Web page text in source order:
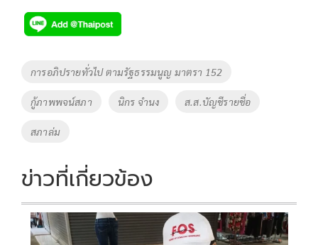
e
b
o
k
tt
er
p
y
Li
Tags
การอภิปรายทั่วไป ตามรัฐธรรมนูญ มาตรา 152
กู้ภาพพจน์สภา นิกร จำนง ส.ส.บัญชีรายชื่อ
สภาล่ม
ข่าวที่เกี่ยวข้อง